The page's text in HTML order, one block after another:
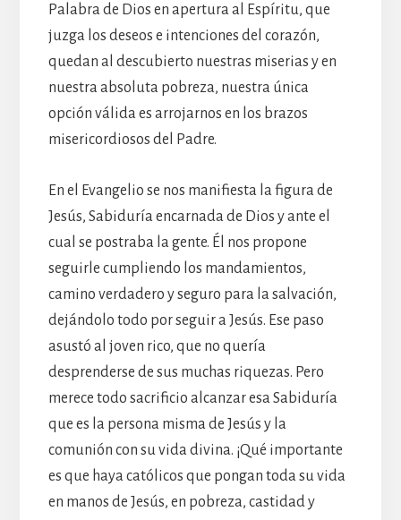
Palabra de Dios en apertura al Espíritu, que
juzga los deseos e intenciones del corazón,
quedan al descubierto nuestras miserias y en
nuestra absoluta pobreza, nuestra única
opción válida es arrojarnos en los brazos
misericordiosos del Padre.
En el Evangelio se nos manifiesta la figura de
Jesús, Sabiduría encarnada de Dios y ante el
cual se postraba la gente. Él nos propone
seguirle cumpliendo los mandamientos,
camino verdadero y seguro para la salvación,
dejándolo todo por seguir a Jesús. Ese paso
asustó al joven rico, que no quería
desprenderse de sus muchas riquezas. Pero
merece todo sacrificio alcanzar esa Sabiduría
que es la persona misma de Jesús y la
comunión con su vida divina. ¡Qué importante
es que haya católicos que pongan toda su vida
en manos de Jesús, en pobreza, castidad y